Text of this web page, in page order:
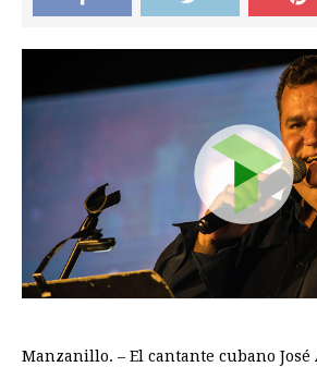
Manzanillo. – El cantante cubano José